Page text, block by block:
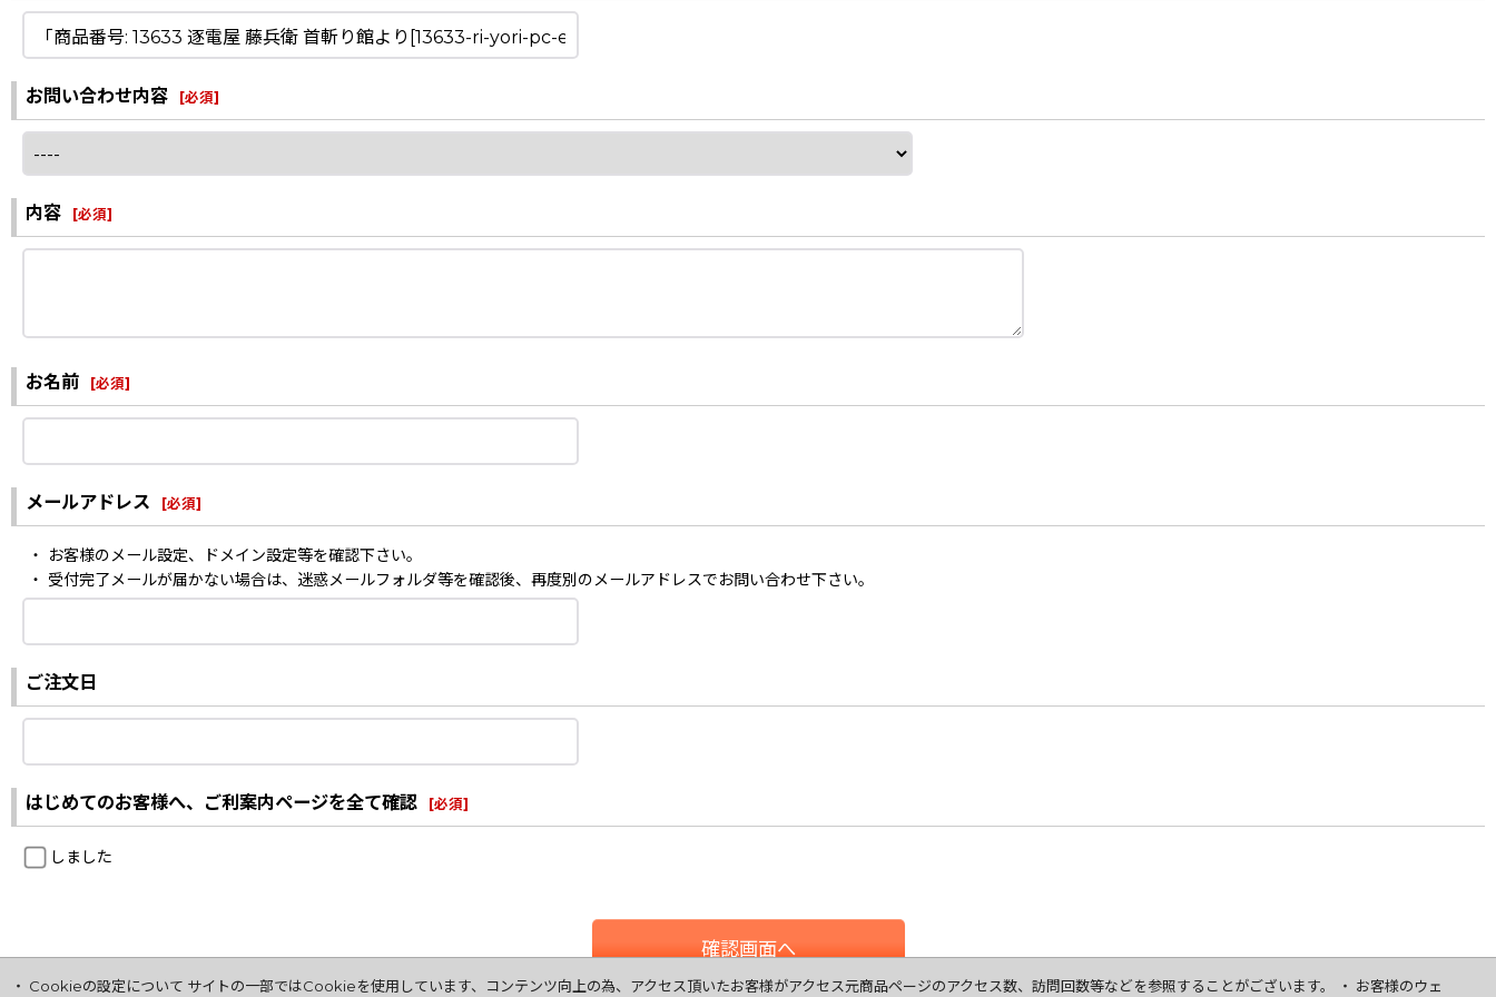
お問い合わせ内容 [必須]
内容 [必須]
お名前 [必須]
メールアドレス [必須]
・ お客様のメール設定、ドメイン設定等を確認下さい。
・ 受付完了メールが届かない場合は、迷惑メールフォルダ等を確認後、再度別のメールアドレスでお問い合わせ下さい。
ご注文日
はじめてのお客様へ、ご利案内ページを全て確認 [必須]
しました
確認画面へ
・ Cookieの設定について サイトの一部ではCookieを使用しています、コンテンツ向上の為、アクセス頂いたお客様がアクセス元商品ページのアクセス数、訪問回数等などを参照することがございます。 ・ お客様のウェ